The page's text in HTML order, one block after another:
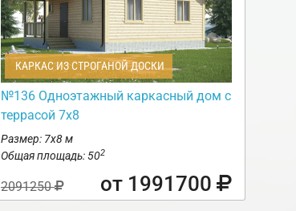
КАРКАС ИЗ СТРОГАНОЙ ДОСКИ
№136 Одноэтажный каркасный дом с
террасой 7х8
Размер: 7х8 м
Общая площадь: 502
2091250 от 1991700